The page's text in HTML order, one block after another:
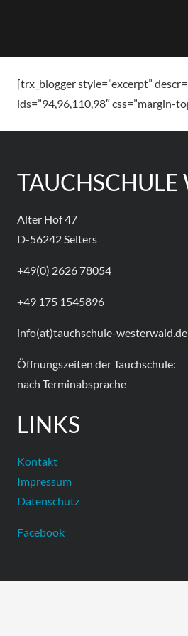
[trx_blogger style=”excerpt”
ids=”94,96,110,98″ css=”margin-
Alter Hof 47
D-56242 Selters
+49(0) 2626 78054
+49 175 1545896
info(at)tauchschule-westerwald.de
Öffnungszeiten der Tauchschule:
nach Terminabsprache
LINKS
Kontakt
Impressum
Datenschutz
Facebook